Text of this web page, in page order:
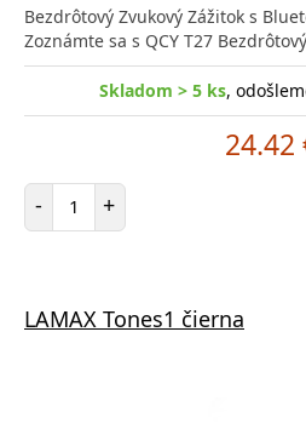
Bezdrôtový Zvukový Zážitok s
Zoznámte sa s QCY T27
Skladom > 5 ks,
24.42
- Počet položiek
+
LAMAX Tones1 čierna